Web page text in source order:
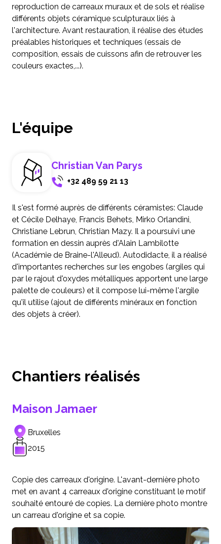
reproduction de carreaux muraux et de sols et réalise
différents objets céramique sculpturaux liés à
l'architecture. Avant restauration, il réalise des études
préalables historiques et techniques (essais de
composition, essais de cuissons afin de retrouver les
couleurs exactes,...).
L'équipe
Christian Van Parys
+32 489 59 21 13
Il s'est formé auprès de différents céramistes: Claude
et Cécile Delhaye, Francis Behets, Mirko Orlandini,
Christiane Lebrun, Christian Mazy. Il a poursuivi une
formation en dessin auprès d'Alain Lambilotte
(Académie de Braine-l'Alleud). Autodidacte, il a réalisé
d'importantes recherches sur les engobes (argiles qui
par le rajout d'oxydes métalliques apportent une large
palette de couleurs) et il compose lui-même l'argile
qu'il utilise (ajout de différents minéraux en fonction
des objets à créer).
Chantiers réalisés
Maison Jamaer
Bruxelles
2015
Copie des carreaux d'origine. L'avant-dernière photo
met en avant 4 carreaux d'origine constituant le motif
souhaité entouré de copies. La dernière photo montre
un carreau d'origine et sa copie.